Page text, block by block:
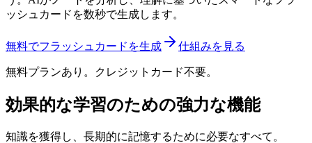
ッシュカードを数秒で生成します。
無料でフラッシュカードを生成 仕組みを見る
無料プランあり。クレジットカード不要。
効果的な学習のための強力な機能
知識を獲得し、長期的に記憶するために必要なすべて。